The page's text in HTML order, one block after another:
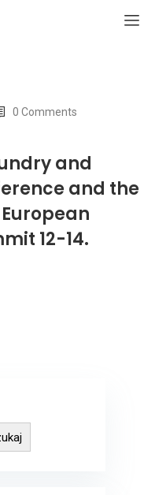
0 Comments
and
and the
12-14.